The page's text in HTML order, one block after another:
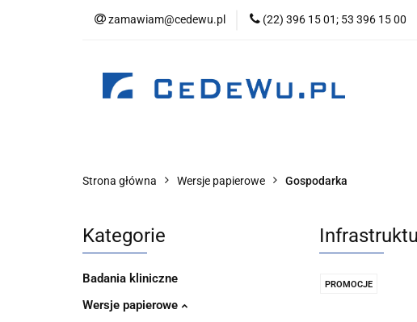
zamawiam@cedewu.pl (22) 396 15 01; 53 396 15 00
Kategorie Nowości
Wydawnictwo For
Strona główna Wersje papierowe Gospodarka
Kategorie
Badania kliniczne
Wersje papierowe
PROMOCJE